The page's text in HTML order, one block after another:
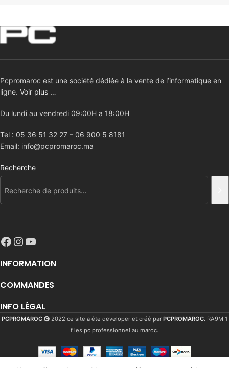
Pcpromaroc est une société dédiée à la vente de l’informatique en
ligne. Voir plus …
Du lundi au vendredi 09:00H a 18:00H
Tel : 05 36 51 32 27 – 06 900 5 8181
Email: info@pcpromaroc.ma
Recherche
INFORMATION
COMMANDES
INFO LÉGAL
PCPROMAROC 2022 ce site a éte developer et créé par PCPROMAROC. RA9M 1
f les pc professionnel au maroc.